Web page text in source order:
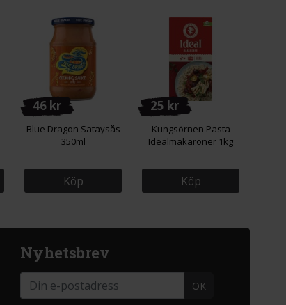
46 kr
Blue Dragon Sataysås
350ml
Köp
25 kr
Kungsörnen Pasta
Idealmakaroner 1kg
Köp
Nyhetsbrev
OK